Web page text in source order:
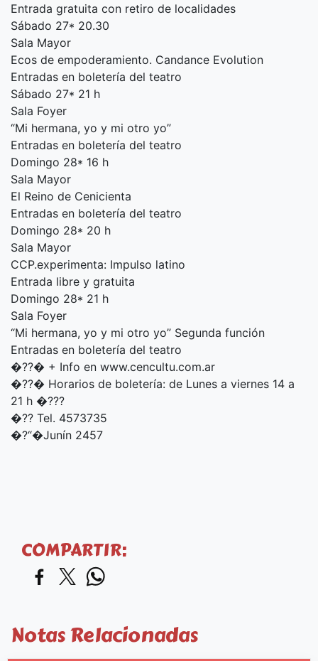
Entrada gratuita con retiro de localidades
Sábado 27* 20.30
Sala Mayor
Ecos de empoderamiento. Candance Evolution
Entradas en boletería del teatro
Sábado 27* 21 h
Sala Foyer
“Mi hermana, yo y mi otro yo”
Entradas en boletería del teatro
Domingo 28* 16 h
Sala Mayor
El Reino de Cenicienta
Entradas en boletería del teatro
Domingo 28* 20 h
Sala Mayor
CCP.experimenta: Impulso latino
Entrada libre y gratuita
Domingo 28* 21 h
Sala Foyer
“Mi hermana, yo y mi otro yo” Segunda función
Entradas en boletería del teatro
�??� + Info en www.cencultu.com.ar
�??� Horarios de boletería: de Lunes a viernes 14 a
21 h �???
�??️ Tel. 4573735
�?“�Junín 2457
COMPARTIR:
Notas Relacionadas